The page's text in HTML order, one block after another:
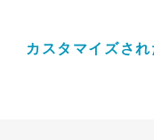
カスタマイズさ